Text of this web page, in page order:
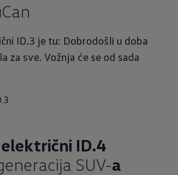
ID.3 je tu: Dobrodošli u doba
za sve. Vožnja će se od sada
ID.4
SUV-a